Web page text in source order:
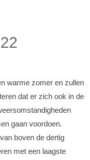
warme zomer en zullen
dat er zich ook in de
gaan voordoen.
boven de dertig
met een laagste